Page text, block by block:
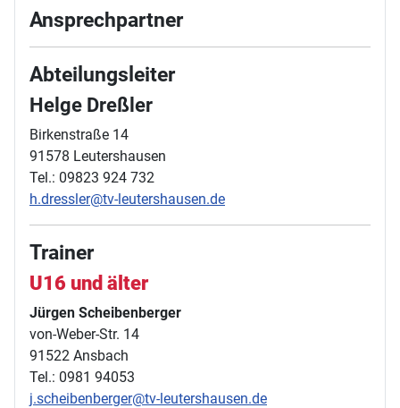
Ansprechpartner
Abteilungsleiter
Helge Dreßler
Birkenstraße 14
91578 Leutershausen
Tel.: 09823 924 732
h.dressler@tv-leutershausen.de
Trainer
U16 und älter
Jürgen Scheibenberger
von-Weber-Str. 14
91522 Ansbach
Tel.: 0981 94053
j.scheibenberger@tv-leutershausen.de